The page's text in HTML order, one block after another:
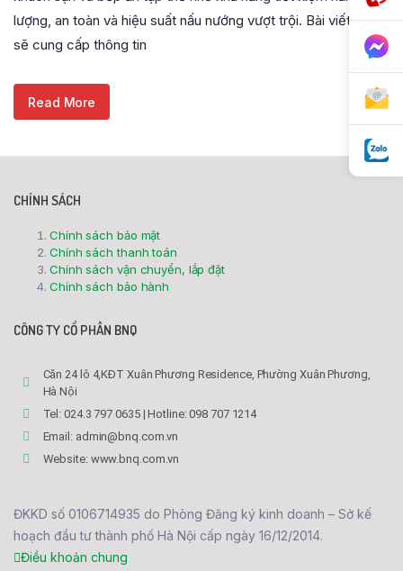
lượng, an toàn và hiệu suất nấu nướng vượt trội. Bài viết này
sẽ cung cấp thông tin
Read More
CHÍNH SÁCH
Chính sách bảo mật
Chính sách thanh toán
Chính sách vận chuyển, lắp đặt
Chính sách bảo hành
CÔNG TY CỔ PHẦN BNQ
Căn 24 lô 4,KĐT Xuân Phương Residence, Phường Xuân Phương,
Hà Nội
Tel: 024.3 797 0635 | Hotline: 098 707 1214
Email: admin@bnq.com.vn
Website: www.bnq.com.vn
ĐKKD số 0106714935 do Phòng Đăng ký kinh doanh – Sở kế
hoạch đầu tư thành phố Hà Nội cấp ngày 16/12/2014.
Điều khoản chung